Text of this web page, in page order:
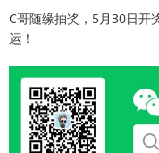
C哥随缘抽奖，5月30日开
运！